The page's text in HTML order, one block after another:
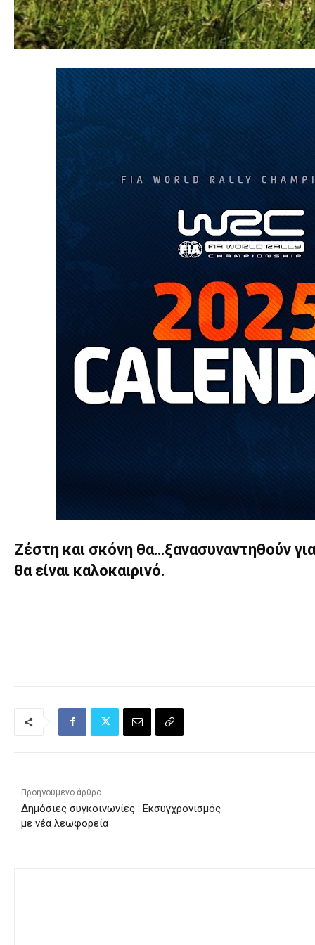
Ζέστη και σκόνη θα…ξανασυναντηθούν
θα είναι καλοκαιρινό.
Προηγούμενο άρθρο
Δημόσιες συγκοινωνίες : Εκσυγχρονισμός
με νέα λεωφορεία